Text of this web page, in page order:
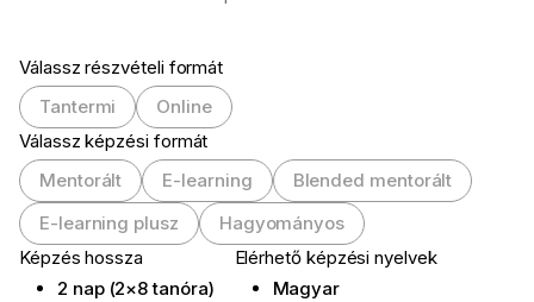
Válassz részvételi formát
Tantermi
Online
Válassz képzési formát
Mentorált
E-learning
Blended mentorált
E-learning plusz
Hagyományos
Képzés hossza
2 nap (2×8 tanóra)
Elérhető képzési nyelvek
Magyar